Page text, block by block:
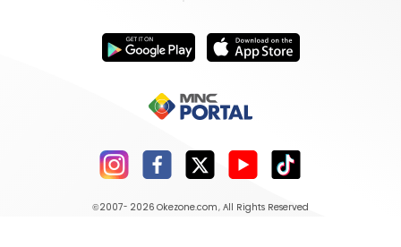
©2007- 2026 Okezone.com , All Rights Reserved